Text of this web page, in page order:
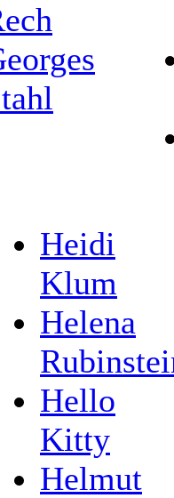
Heidi
Klum
Helena
Hello
Kitty
Helmut